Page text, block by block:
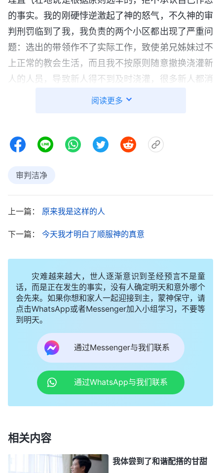
的事实。我的刚硬悖逆激起了神的怒气，不久神的审
判刑罚临到了我，我负责的两个小区都出现了严重问
题：选出的带领作不了实际工作，致使弟兄姊妹过不
上正常的教会生活，而且我不按原则随意撤换浇灌新
人的人员，导致新人得不到及时浇灌，很多新人都消
极了……两个小区被我搞得乌烟瘴气。带领来了解工
失去地位后，我心里特别痛苦，一想到姊妹们还
流，特别听到讲道交通中说：“还有的人追求地位，
地位越高野心越大，做了教会带领觉得‘教会带领太
小，我得做区带领，按我的才干那是区带领的才
干’，做了区带领呢，不说把工作作好，把本分尽
人，最后还想当神，说活着就是基督，这等人走的是
什么道路啊？老想控制神选民与神争夺权力，这犯了
死罪了。神给你本分，你不接受托付，你老追求地
位，这是不是有点邪门啊？神给人的是托付，是本
分，你要啥地位呀？那地位值啥钱哪？你要地位是
死，你接受托付那是活，这是祝福，而你把托付没接
受，把地位接来了，你宝爱的是地位而不是托付，这
是不是背叛神的表现哪？这样人最后败在什么地方
了？败在地位上了。”《讲道交通（八）・实行认识
自己必须解决的偏差与误区》交通中的字字句句都是
与丑态揭示得淋漓尽致。我反省自己自从尽上中层带
到选组长时我就竞争当组长，结果没有被选上，就活
阅读更多
审判洁净
上一篇： 原来我是这样的人
下一篇： 今天我才明白了顺服神的真意
灾难越来越大，世人逐渐意识到圣经预言不是童
话，而是正在发生的事实，没有人确定明天和意外哪个
会先来。如果你想和家人一起迎接到主，蒙神保守，请
点击WhatsApp或者Messenger加入小组学习，不要等
到明天。
通过Messenger与我们联系
通过WhatsApp与我们联系
相关内容
我体尝到了和谐配搭的甘甜